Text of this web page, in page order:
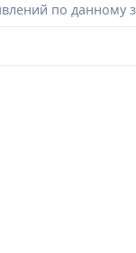
по данному